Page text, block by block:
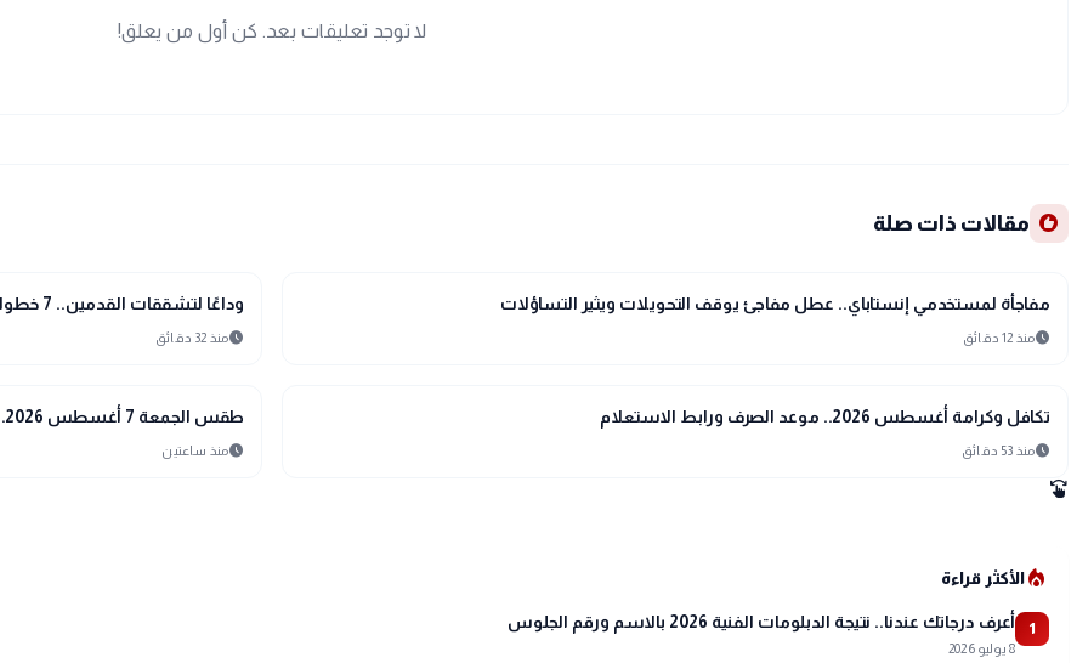
لا توجد تعليقات بعد. كن أول من يعلق!
recommend مقالات ذات صلة
interests
منوعات
مفاجأة لمستخدمي إنستاباي.. عطل مفاجئ يوقف التحويلات ويثير التساؤلات
scheduleمنذ 12 دقائق interests
منوعات
وداعًا لتشققات القدمين.. 7 خطوات تمنحك نعومة مثالية في الصيف
scheduleمنذ 32 دقائق
interests
منوعات
تكافل وكرامة أغسطس 2026.. موعد الصرف ورابط الاستعلام
scheduleمنذ 53 دقائق interests
منوعات
طقس الجمعة 7 أغسطس 2026.. الأرصاد تحذر من الحرارة والرطوبة واضطراب الملاحة
scheduleمنذ ساعتين
swipe
local_fire_departmentالأكثر قراءة
1 أعرف درجاتك عندنا.. نتيجة الدبلومات الفنية 2026 بالاسم ورقم الجلوس
8 يوليو 2026